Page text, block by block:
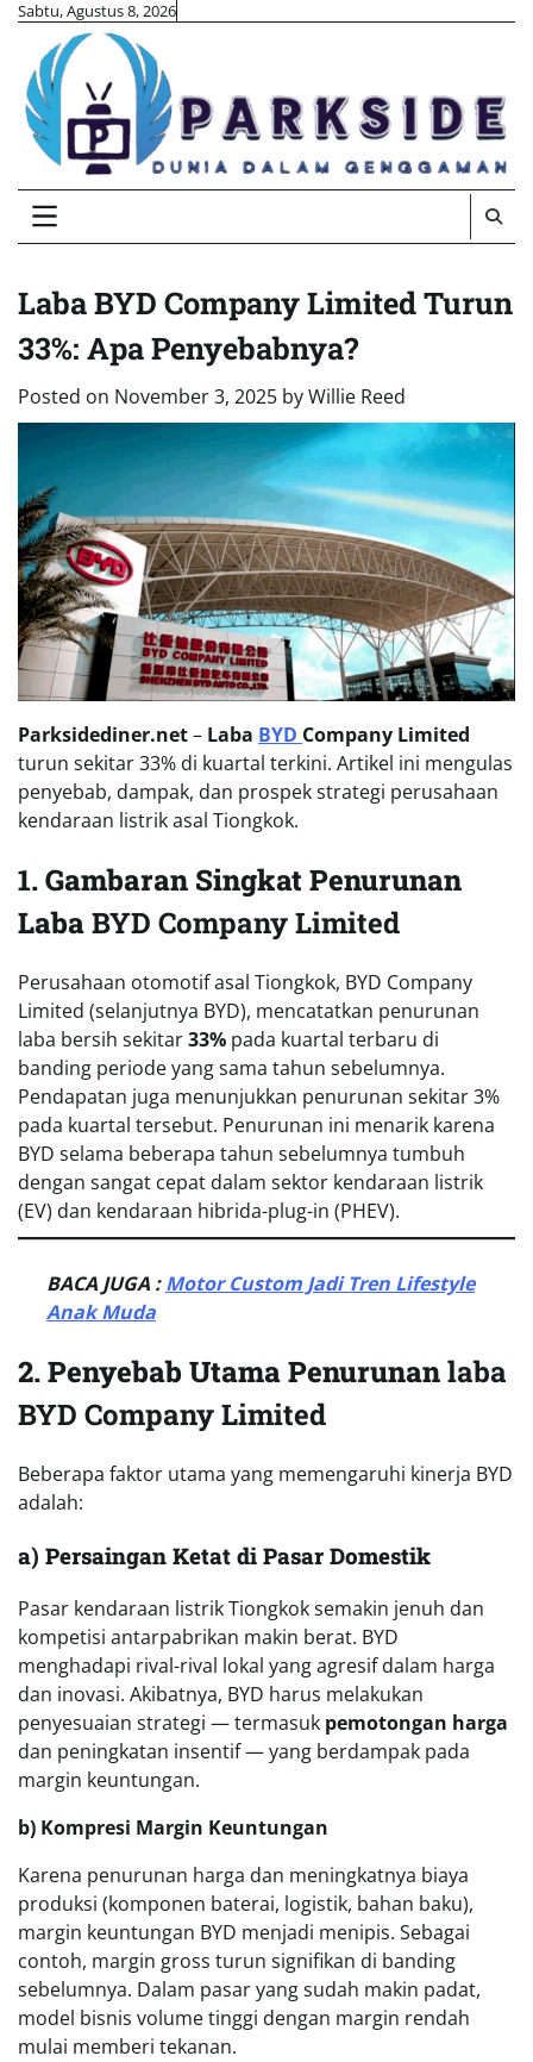
Skip
content
Sabtu, Agustus 8, 2026
Laba BYD Company Limited Turun
33%: Apa Penyebabnya?
Posted on November 3, 2025 byWillie Reed
Parksidediner.net– Laba BYD Company Limited
turun sekitar 33% di kuartal terkini. Artikel ini mengulas
penyebab, dampak, dan prospek strategi perusahaan
kendaraan listrik asal Tiongkok.
1. Gambaran Singkat Penurunan
LabaBYD Company Limited
Perusahaan otomotif asal Tiongkok, BYD Company
Limited (selanjutnya BYD), mencatatkan penurunan
laba bersih sekitar33% pada kuartal terbaru di
banding periode yang sama tahun sebelumnya.
Pendapatan juga menunjukkan penurunan sekitar 3%
pada kuartal tersebut. Penurunan ini menarik karena
BYD selama beberapa tahun sebelumnya tumbuh
dengan sangat cepat dalam sektor kendaraan listrik
(EV) dan kendaraan hibrida-plug-in (PHEV).
BACA JUGA :Motor Custom Jadi Tren Lifestyle
Anak Muda
2. Penyebab Utama Penurunanlaba
BYD Company Limited
Beberapa faktor utama yang memengaruhi kinerja BYD
adalah:
a) Persaingan Ketat di Pasar Domestik
Pasar kendaraan listrik Tiongkok semakin jenuh dan
kompetisi antarpabrikan makin berat. BYD
menghadapi rival-rival lokal yang agresif dalam harga
dan inovasi. Akibatnya, BYD harus melakukan
penyesuaian strategi — termasuk pemotongan harga
dan peningkatan insentif — yang berdampak pada
margin keuntungan.
b) Kompresi Margin Keuntungan
Karena penurunan harga dan meningkatnya biaya
produksi (komponen baterai, logistik, bahan baku),
margin keuntungan BYD menjadi menipis. Sebagai
contoh, margin gross turun signifikan di banding
sebelumnya. Dalam pasar yang sudah makin padat,
model bisnis volume tinggi dengan margin rendah
mulai memberi tekanan.